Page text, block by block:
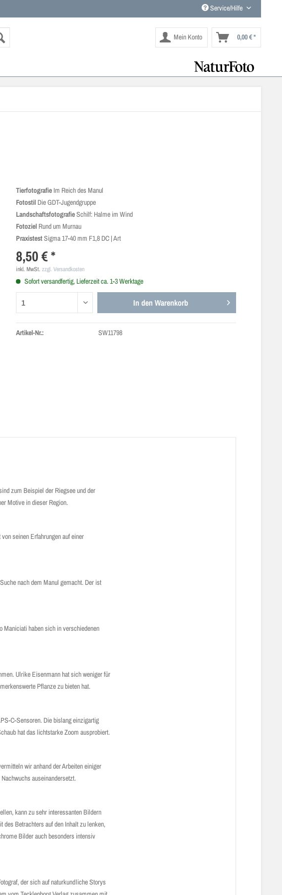
Service/Hilfe
Mein Konto 0,00 € *
Tierfotografie Im Reich des Manul
Fotostil Die GDT-Jugendgruppe
LandschaftsfotografieSchilf: Halme im Wind
Fotoziel Rund um Murnau
PraxistestSigma 17-40 mm F1,8 DC | Art
8,50 € *
inkl. MwSt.zzgl. Versandkosten
Sofort versandfertig, Lieferzeit ca. 1-3 Werktage
In den Warenkorb
Artikel-Nr.: SW11798
zum Beispiel der Riegsee und der
Motive in dieser Region.
seinen Erfahrungen auf einer
nach dem Manul gemacht. Der ist
Maniciati haben sich in verschiedenen
Ulrike Eisenmann hat sich weniger für
Pflanze zu bieten hat.
C-Sensoren. Die bislang einzigartig
hat das lichtstarke Zoom ausprobiert.
wir anhand der Arbeiten einiger
auseinandersetzt.
kann zu sehr interessanten Bildern
Betrachters auf den Inhalt zu lenken,
Bilder auch besonders intensiv
der sich auf naturkundliche Storys